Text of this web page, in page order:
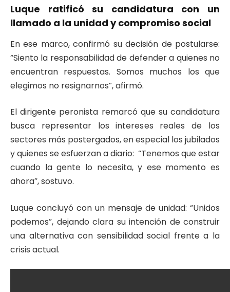
Luque ratificó su candidatura con un
llamado a la unidad y compromiso social
En ese marco, confirmó su decisión de postularse:
“Siento la responsabilidad de defender a quienes no
encuentran respuestas. Somos muchos los que
elegimos no resignarnos”, afirmó.
El dirigente peronista remarcó que su candidatura
busca representar los intereses reales de los
sectores más postergados, en especial los jubilados
y quienes se esfuerzan a diario: “Tenemos que estar
cuando la gente lo necesita, y ese momento es
ahora”, sostuvo.
Luque concluyó con un mensaje de unidad: “Unidos
podemos”, dejando clara su intención de construir
una alternativa con sensibilidad social frente a la
crisis actual.